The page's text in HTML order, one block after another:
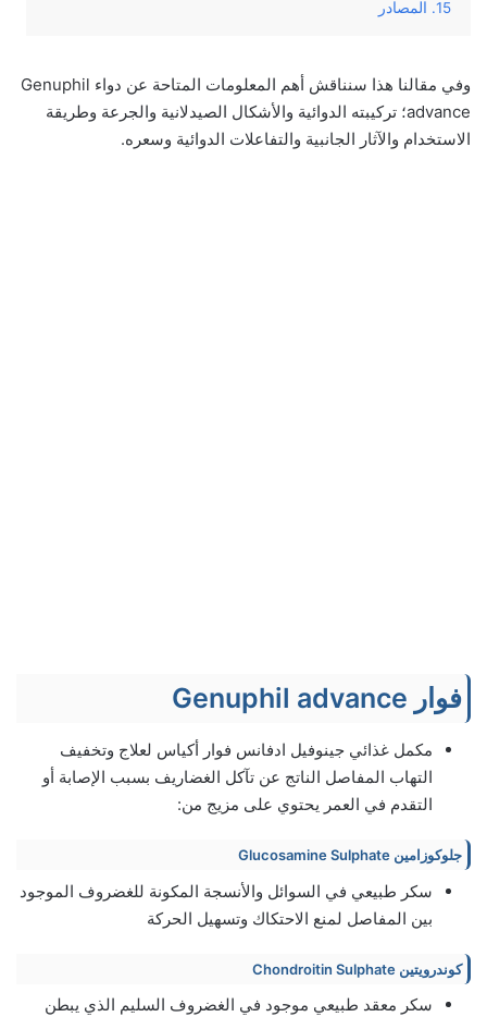
المصادر
وفي‌ ‌مقالنا‌ ‌هذا‌ ‌سنناقش‌ ‌أهم‌ ‌المعلومات‌ ‌المتاحة‌ ‌عن‌ دواء ‌Genuphil
advance؛ تركيبته‌ ‌الدوائية‌ والأشكال الصيدلانية ‌والجرعة‌ ‌وطريقة‌
‌الاستخدام‌ ‌والآثار‌ ‌الجانبية‌ ‌والتفاعلات الدوائية وسعره‌.
فوار Genuphil advance
مكمل غذائي جينوفيل ادفانس فوار أكياس لعلاج وتخفيف
التهاب المفاصل الناتج عن تآكل الغضاريف بسبب الإصابة أو
التقدم في العمر يحتوي على مزيج من:
جلوكوزامين Glucosamine Sulphate
سكر طبيعي في السوائل والأنسجة المكونة للغضروف الموجود
بين المفاصل لمنع الاحتكاك وتسهيل الحركة
كوندرويتين Chondroitin Sulphate
سكر معقد طبيعي موجود في الغضروف السليم الذي يبطن